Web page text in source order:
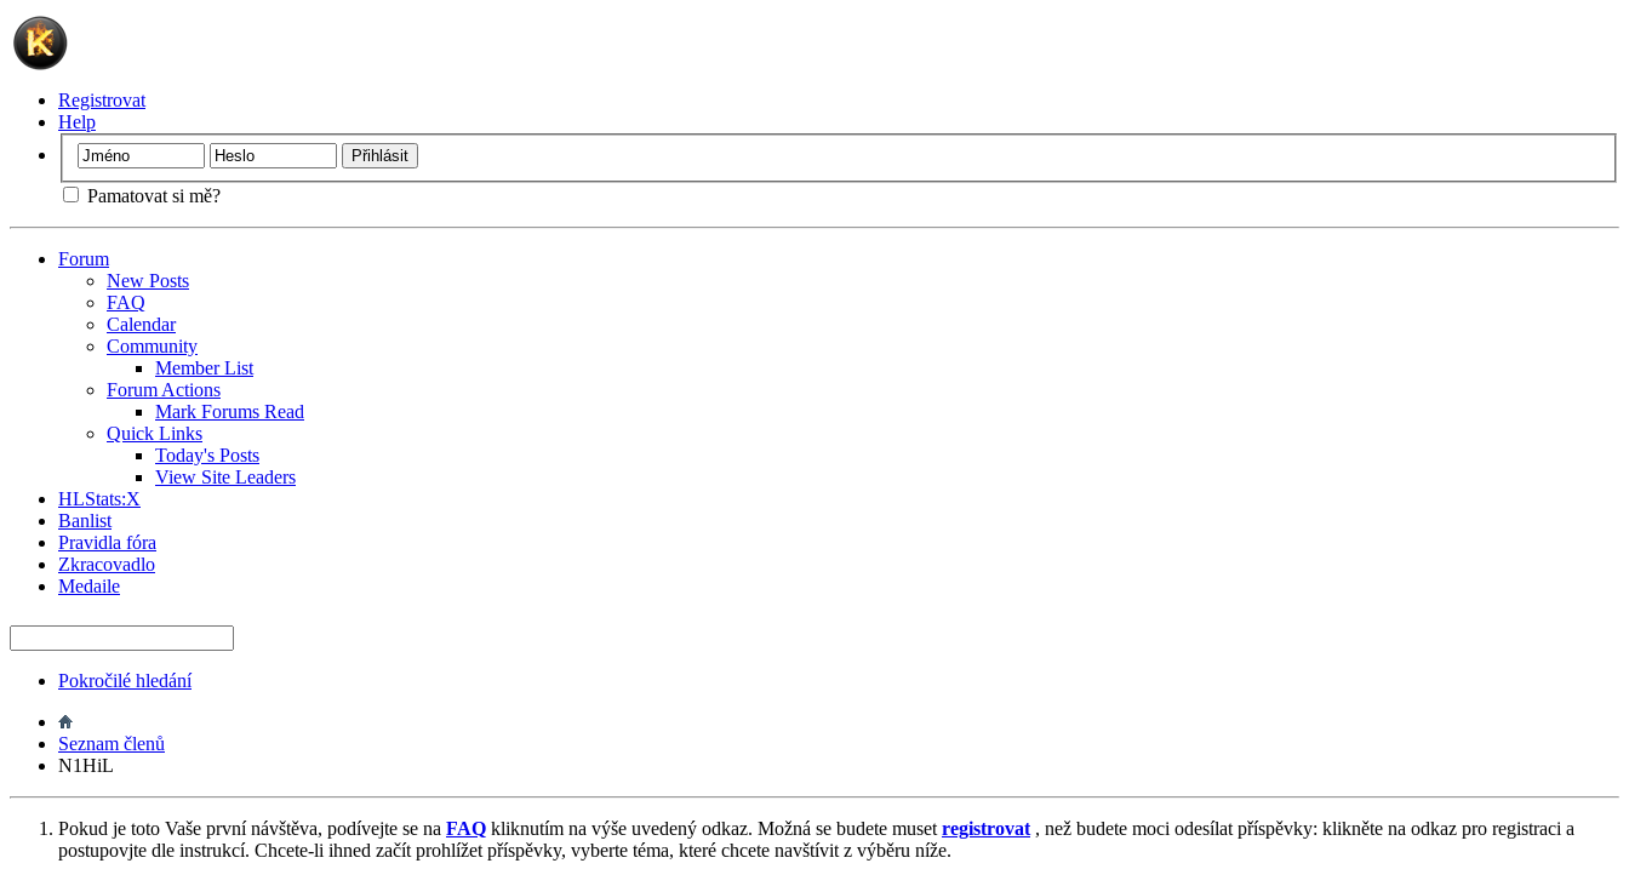
Registrovat
Help
Pamatovat si mě?
Forum
New Posts
FAQ
Calendar
Community
Member List
Forum Actions
Mark Forums Read
Quick Links
Today's Posts
View Site Leaders
HLStats:X
Banlist
Pravidla fóra
Zkracovadlo
Medaile
Pokročilé hledání
Seznam členů
N1HiL
Pokud je toto Vaše první návštěva, podívejte se na FAQ kliknutím na výše uvedený odkaz. Možná se budete muset registrovat , než budete moci odesílat příspěvky: klikněte na odkaz pro registraci a
postupovjte dle instrukcí. Chcete-li ihned začít prohlížet příspěvky, vyberte téma, které chcete navštívit z výběru níže.